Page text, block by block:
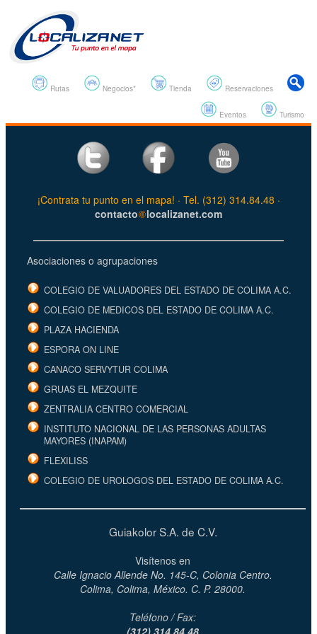
Reservaciones
Tienda
Negocios*
Rutas
Turismo
Eventos
¡Contrata tu punto en el mapa! · Tel. (312) 314.84.48 ·
contacto
localizanet.com
Asociaciones o agrupaciones
COLEGIO DE VALUADORES DEL ESTADO DE COLIMA A.C.
COLEGIO DE MEDICOS DEL ESTADO DE COLIMA A.C.
PLAZA HACIENDA
ESPORA ON LINE
CANACO SERVYTUR COLIMA
GRUAS EL MEZQUITE
ZENTRALIA CENTRO COMERCIAL
INSTITUTO NACIONAL DE LAS PERSONAS ADULTAS
MAYORES (INAPAM)
FLEXILISS
COLEGIO DE UROLOGOS DEL ESTADO DE COLIMA A.C.
Guiakolor S.A. de C.V.
Visítenos en
Calle Ignacio Allende No. 145-C, Colonia Centro.
Colima, Colima, México. C. P. 28000.
Teléfono / Fax: